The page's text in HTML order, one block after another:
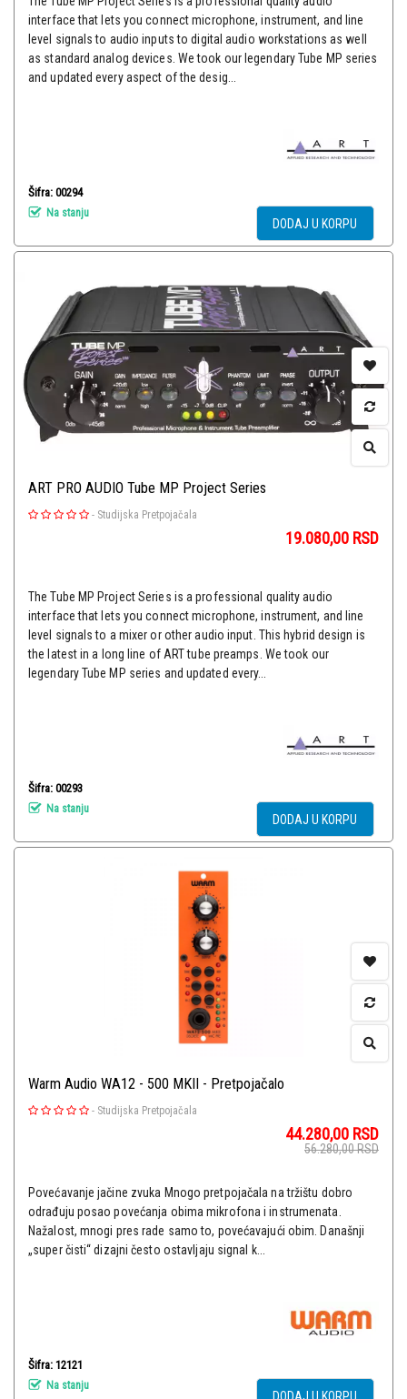
interface that lets you connect microphone, instrument, and line
level signals to audio inputs to digital audio workstations as well
as standard analog devices. We took our legendary Tube MP series
and updated every aspect of the desig...
Šifra: 00294
Na stanju
DODAJ U KORPU
ART PRO AUDIO Tube MP Project Series
- Studijska Pretpojačala
19.080,00 RSD
The Tube MP Project Series is a professional quality audio
interface that lets you connect microphone, instrument, and line
level signals to a mixer or other audio input. This hybrid design is
the latest in a long line of ART tube preamps. We took our
legendary Tube MP series and updated every...
Šifra: 00293
Na stanju
DODAJ U KORPU
Warm Audio WA12 - 500 MKII - Pretpojačalo
- Studijska Pretpojačala
44.280,00 RSD
56.280,00RSD
Povećavanje jačine zvuka Mnogo pretpojačala na tržištu dobro
odrađuju posao povećanja obima mikrofona i instrumenata.
Nažalost, mnogi pres rade samo to, povećavajući obim. Današnji
„super čisti“ dizajni često ostavljaju signal k...
Šifra: 12121
Na stanju